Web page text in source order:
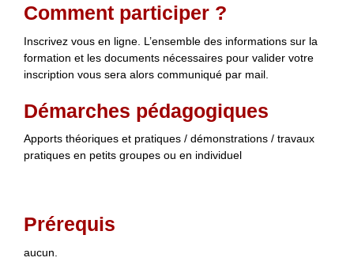
Comment participer ?
Inscrivez vous en ligne. L’ensemble des informations sur la
formation et les documents nécessaires pour valider votre
inscription vous sera alors communiqué par mail.
Démarches pédagogiques
Apports théoriques et pratiques / démonstrations / travaux
pratiques en petits groupes ou en individuel
Prérequis
aucun.